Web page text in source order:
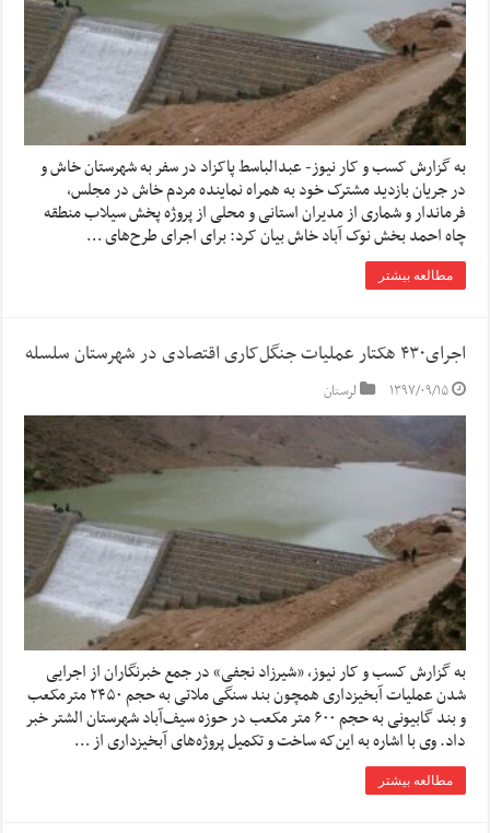
به گزارش کسب و کار نیوز- عبدالباسط پاکزاد در سفر به شهرستان خاش و
در جریان بازدید مشترک خود به همراه نماینده مردم خاش در مجلس،
فرماندار و شماری از مدیران استانی و محلی از پروژه پخش سیلاب منطقه
چاه احمد بخش نوک آباد خاش بیان کرد: برای اجرای طرح‌های …
مطالعه بیشتر
اجرای۴۳۰ هکتار عملیات جنگل‌کاری اقتصادی در شهرستان سلسله
۱۳۹۷/۰۹/۱۵ لرستان
به گزارش کسب و کار نیوز، «شیرزاد نجفی» در جمع خبرنگاران از اجرایی
شدن عملیات آبخیزداری همچون بند سنگی ملاتی به حجم ۲۴۵۰ مترمکعب
و بند گابیونی به حجم ۶۰۰ متر مکعب در حوزه سیف‌آباد شهرستان الشتر خبر
داد. وی با اشاره به این‌که ساخت و تکمیل پروژه‌های آبخیزداری از …
مطالعه بیشتر